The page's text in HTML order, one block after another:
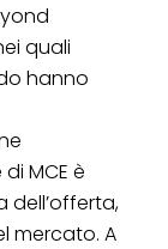
quali
hanno
MCE è
dell’offerta,
mercato. A